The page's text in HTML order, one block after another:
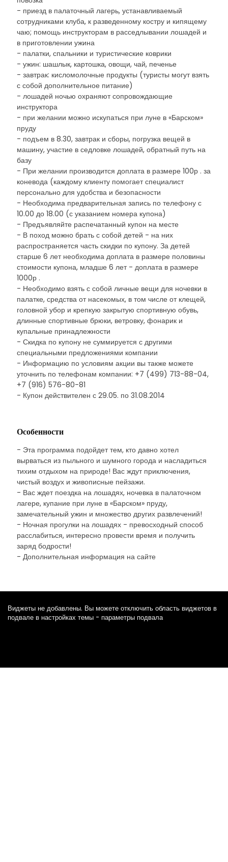
- приезд в палаточный лагерь, устанавливаемый
сотрудниками клуба, к разведенному костру и кипящему
чаю; помощь инструкторам в расседлывании лошадей и
в приготовлении ужина
- палатки, спальники и туристические коврики
- ужин: шашлык, картошка, овощи, чай, печенье
- завтрак: кисломолочные продукты (туристы могут взять
с собой дополнительное питание)
- лошадей ночью охраняют сопровождающие
инструктора
- при желании можно искупаться при луне в «Барском»
пруду
- подъем в 8.30, завтрак и сборы, погрузка вещей в
машину, участие в седловке лошадей, обратный путь на
базу
- При желании производится доплата в размере 100р . за
коневода (каждому клиенту помогает специалист
персонально для удобства и безопасности
- Необходима предварительная запись по телефону с
10.00 до 18.00 (с указанием номера купона)
- Предъявляйте распечатанный купон на месте
- В поход можно брать с собой детей - на них
распространяется часть скидки по купону. За детей
старше 6 лет необходима доплата в размере половины
стоимости купона, младше 6 лет - доплата в размере
1000р .
- Необходимо взять с собой личные вещи для ночевки в
палатке, средства от насекомых, в том числе от клещей,
головной убор и крепкую закрытую спортивную обувь,
длинные спортивные брюки, ветровку, фонарик и
купальные принадлежности
- Скидка по купону не суммируется с другими
специальными предложениями компании
- Информацию по условиям акции вы также можете
уточнить по телефонам компании: +7 (499) 713-88-04,
+7 (916) 576-80-81
- Купон действителен с 29.05. по 31.08.2014
Особенности
- Эта программа подойдет тем, кто давно хотел
вырваться из пыльного и шумного города и насладиться
тихим отдыхом на природе! Вас ждут приключения,
чистый воздух и живописные пейзажи.
- Вас ждет поездка на лошадях, ночевка в палаточном
лагере, купание при луне в «Барском» пруду,
замечательный ужин и множество других развлечений!
- Ночная прогулки на лошадях - превосходный способ
расслабиться, интересно провести время и получить
заряд бодрости!
- Дополнительная информация на сайте
Виджеты не добавлены. Вы можете отключить область виджетов в
подвале в настройках темы - параметры подвала